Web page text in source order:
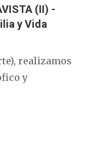
(II) -
y Vida
realizamos
y